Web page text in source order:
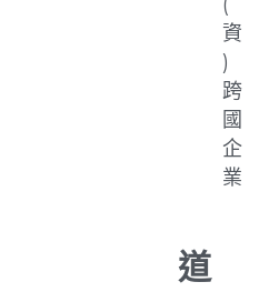
資
)
跨
國
企
業
道